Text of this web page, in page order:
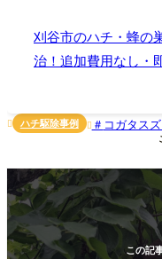
刈谷市のハチ・蜂の
治！追加費用なし・
 ハチ駆除事例  コガタス
この記